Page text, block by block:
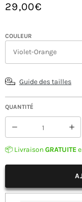
29,00€
/
UNITAIRE
COULEUR
Guide des tailles
QUANTITÉ
Réduire
la
quantité
Pyjama
Chien
la
📦 LivraisonGRATUITE